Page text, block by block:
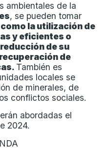
ambientales de la
, se pueden tomar
la utilización de
y eficientes o
de su
de
También es
locales se
de minerales, de
conflictos sociales.
abordadas el
2024.